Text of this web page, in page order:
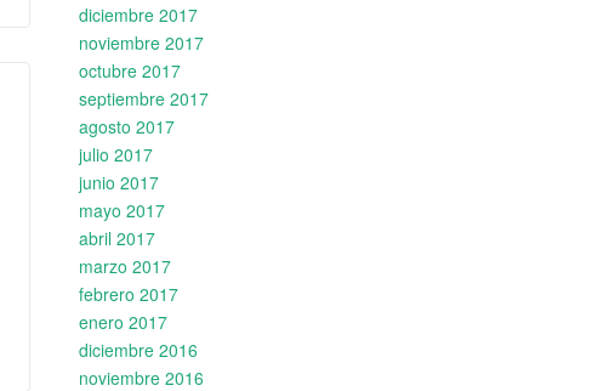
diciembre 2017
noviembre 2017
octubre 2017
septiembre 2017
agosto 2017
julio 2017
junio 2017
mayo 2017
abril 2017
marzo 2017
febrero 2017
enero 2017
diciembre 2016
noviembre 2016